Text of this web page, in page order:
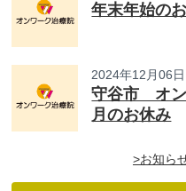
年末年始の
2024年12月06日
守谷市 オ
月のお休み
>お知ら